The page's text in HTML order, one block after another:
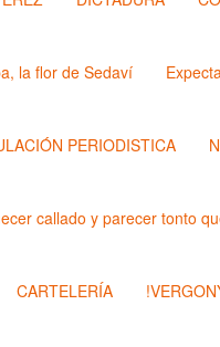
la flor de Sedaví
PERIODISTICA
callado y parecer tonto
CARTELERÍA